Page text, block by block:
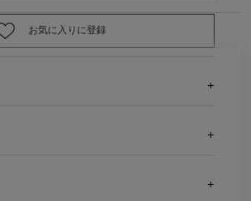
お気に入りに登録